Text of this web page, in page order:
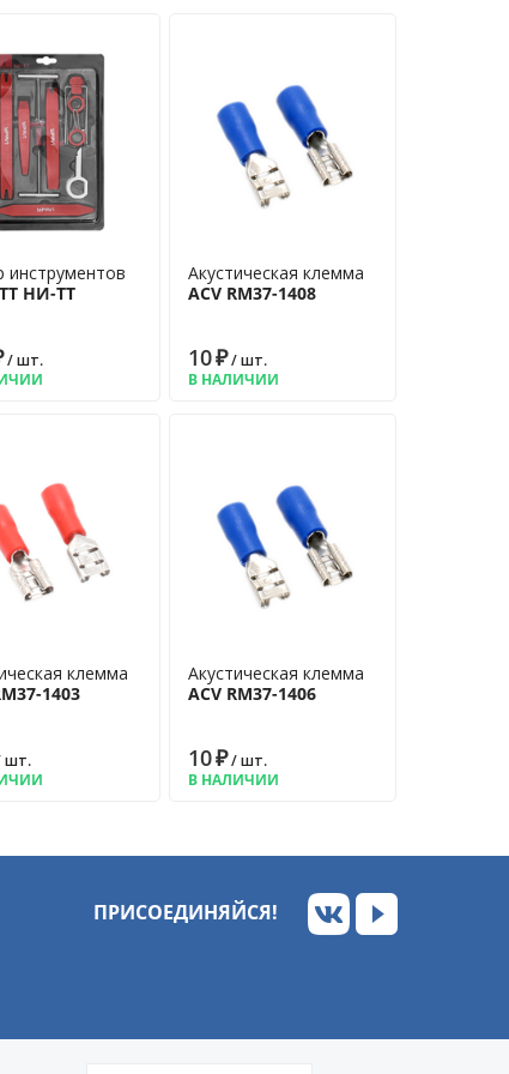
инструментов
НИ-ТТ
/ шт.
Акустическая клемма
ACV RM37-1408
10₽/ шт.
В НАЛИЧИИ
клемма
1403
Акустическая клемма
ACV RM37-1406
10₽/ шт.
В НАЛИЧИИ
ПРИСОЕДИНЯЙСЯ!